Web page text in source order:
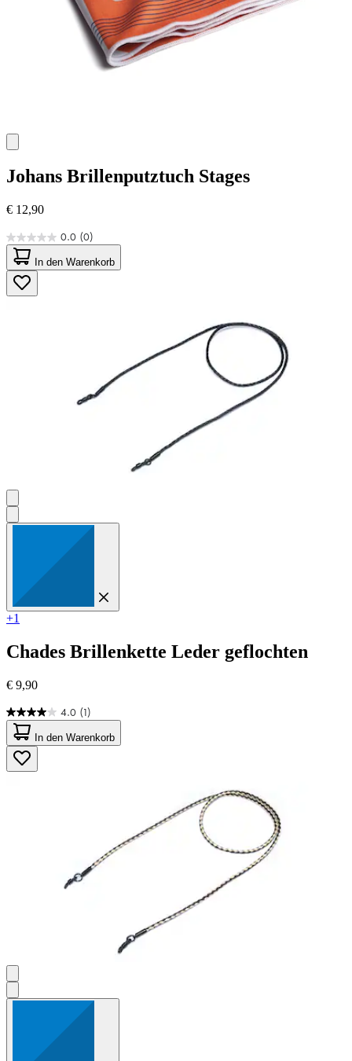
Johans Brillenputztuch Stages
€ 12,90
0.0 (0)
0.0
von
5
Sternen.
In den Warenkorb
+1
Chades Brillenkette Leder geflochten
€ 9,90
4.0 (1)
4.0
von
5
Sternen.
1
In den Warenkorb